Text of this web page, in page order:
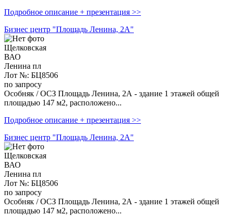
Подробное описание + презентация >>
Бизнес центр "Площадь Ленина, 2А"
Щелковская
ВАО
Ленина пл
Лот №: БЦ8506
по запросу
Особняк / ОСЗ Площадь Ленина, 2А - здание 1 этажей общей
площадью 147 м2, расположено...
Подробное описание + презентация >>
Бизнес центр "Площадь Ленина, 2А"
Щелковская
ВАО
Ленина пл
Лот №: БЦ8506
по запросу
Особняк / ОСЗ Площадь Ленина, 2А - здание 1 этажей общей
площадью 147 м2, расположено...